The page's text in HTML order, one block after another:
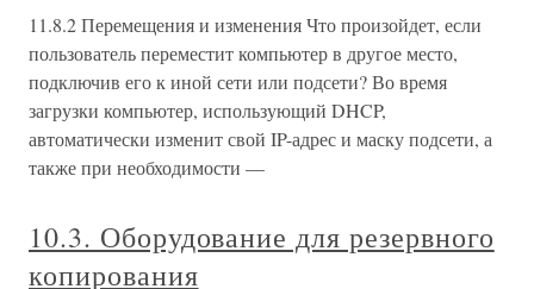
11.8.2 Перемещения и изменения Что произойдет, если
пользователь переместит компьютер в другое место,
подключив его к иной сети или подсети? Во время
загрузки компьютер, использующий DHCP,
автоматически изменит свой IP-адрес и маску подсети, а
также при необходимости —
10.3. Оборудование для резервного
копирования